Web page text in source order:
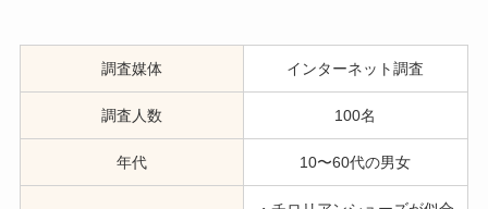
調査媒体 インターネット調査
調査人数 100名
年代 10〜60代の男女